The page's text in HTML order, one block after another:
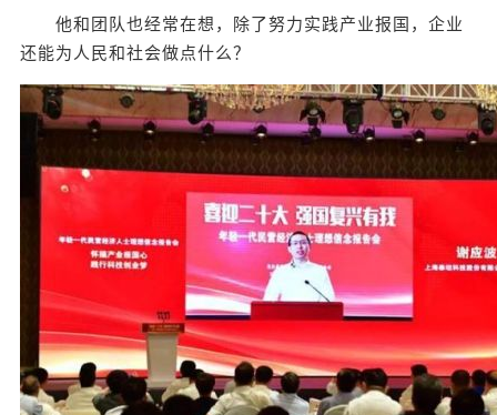
他和团队也经常在想，除了努力实践产业报国，企业
还能为人民和社会做点什么？